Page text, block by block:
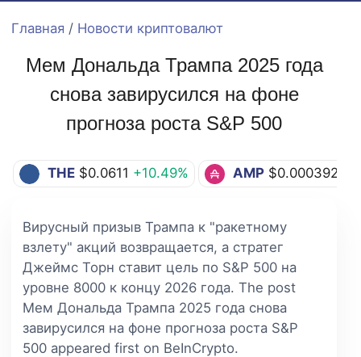
Главная / Новости криптовалют
Мем Дональда Трампа 2025 года
снова завирусился на фоне
прогноза роста S&P 500
THE $0.0611 +10.49% AMP $0.000392
Вирусный призыв Трампа к "ракетному
взлету" акций возвращается, а стратег
Джеймс Торн ставит цель по S&P 500 на
уровне 8000 к концу 2026 года. The post
Мем Дональда Трампа 2025 года снова
завирусился на фоне прогноза роста S&P
500 appeared first on BeInCrypto.